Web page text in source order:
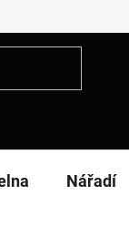
Nářadí